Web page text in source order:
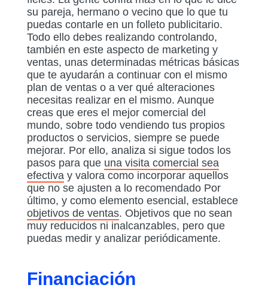
su pareja, hermano o vecino que lo que tu
puedas contarle en un folleto publicitario.
Todo ello debes realizando controlando,
también en este aspecto de marketing y
ventas, unas determinadas métricas básicas
que te ayudarán a continuar con el mismo
plan de ventas o a ver qué alteraciones
necesitas realizar en el mismo. Aunque
creas que eres el mejor comercial del
mundo, sobre todo vendiendo tus propios
productos o servicios, siempre se puede
mejorar. Por ello, analiza si sigue todos los
pasos para que una visita comercial sea
efectiva y valora como incorporar aquellos
que no se ajusten a lo recomendado Por
último, y como elemento esencial, establece
objetivos de ventas. Objetivos que no sean
muy reducidos ni inalcanzables, pero que
puedas medir y analizar periódicamente.
Financiación